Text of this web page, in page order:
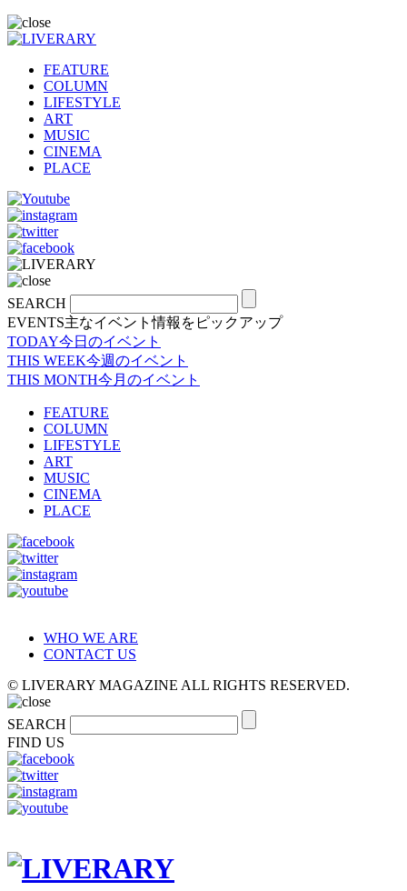
FEATURE
COLUMN
LIFESTYLE
ART
MUSIC
CINEMA
PLACE
SEARCH
EVENTS主なイベント情報をピックアップ
TODAY今日のイベント
THIS WEEK今週のイベント
THIS MONTH今月のイベント
FEATURE
COLUMN
LIFESTYLE
ART
MUSIC
CINEMA
PLACE
WHO WE ARE
CONTACT US
© LIVERARY MAGAZINE ALL RIGHTS RESERVED.
SEARCH
FIND US